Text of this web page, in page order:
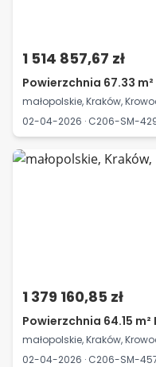
1 514 857,67 zł
Powierzchnia 67.33
małopolskie, Kraków,
02-04-2026 · C206-SM-
1 379 160,85 zł
Powierzchnia 64.15
małopolskie, Kraków,
02-04-2026 · C206-SM-